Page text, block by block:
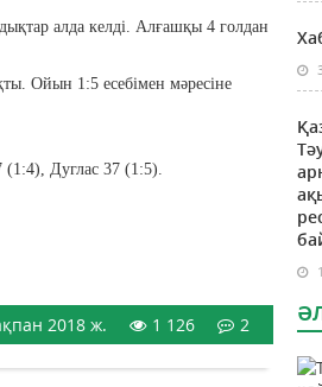
алда келді. Алғашқы 4 голдан
Ойын 1:5 есебімен мәресіне
Дуглас 37 (1:5).
2018 ж. 1 126 2